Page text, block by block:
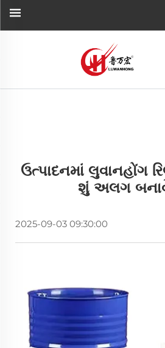
ઉત્પાદનમાં લુવાનહોંગ
શું અલગ
2025-09-03 09:30:00